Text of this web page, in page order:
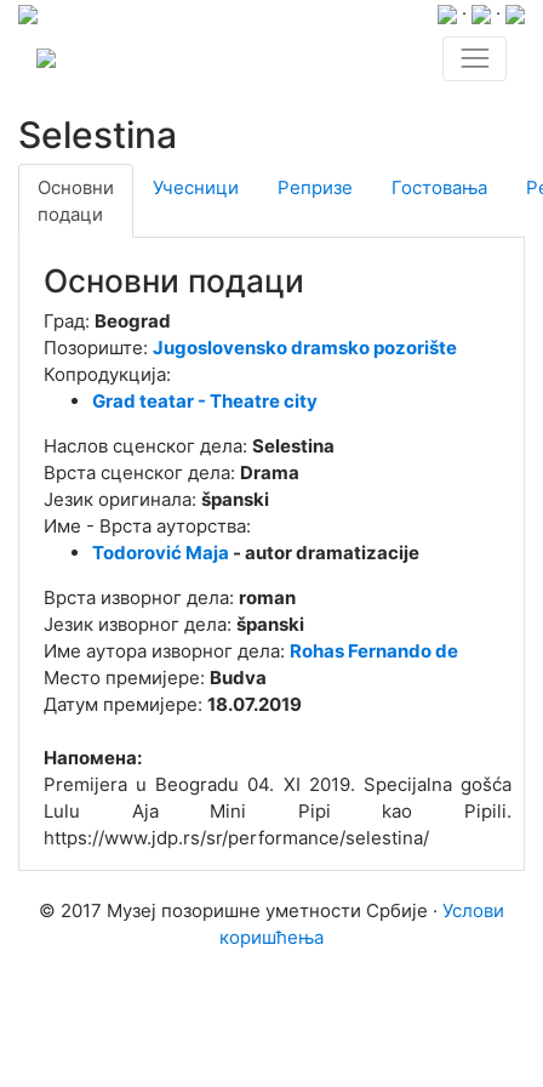
· ·
Selestina
Основни
подаци
Учесници Репризе Гостовања
Основни подаци
Град: Beograd
Позориште: Jugoslovensko dramsko pozorište
Копродукција:
Grad teatar - Theatre city
Наслов сценског дела: Selestina
Врста сценског дела: Drama
Језик оригинала: španski
Име - Врста ауторства:
Todorović Maja - autor dramatizacije
Врста изворног дела: roman
Језик изворног дела: španski
Име аутора изворног дела: Rohas Fernando de
Место премијере: Budva
Датум премијере: 18.07.2019
Напомена:
Premijera u Beogradu 04. XI 2019. Specijalna gošća
Lulu Aja Mini Pipi kao Pipili.
https://www.jdp.rs/sr/performance/selestina/
© 2017 Музеј позоришне уметности Србије · Услови
коришћења